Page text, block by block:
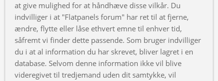
at give mulighed for at håndhæve disse vilkår. Du
indvilliger i at "Flatpanels forum" har ret til at fjerne,
ændre, flytte eller låse ethvert emne til enhver tid,
såfremt vi finder dette passende. Som bruger indvilliger
du i at al information du har skrevet, bliver lagret i en
database. Selvom denne information ikke vil blive
videregivet til tredjemand uden dit samtykke, vil